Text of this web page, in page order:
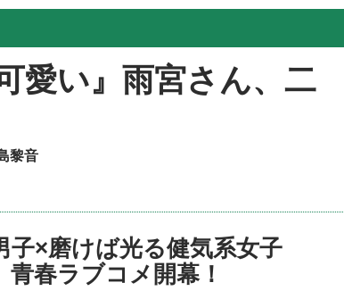
愛い』雨宮さん、二
黎音
子×磨けば光る健気系女子
青春ラブコメ開幕！